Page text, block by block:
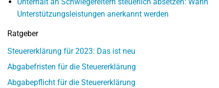
Unterstützungsleistungen anerkannt werden
Ratgeber
Steuererklärung für 2023: Das ist neu
Abgabefristen für die Steuererklärung
Abgabepflicht für die Steuererklärung